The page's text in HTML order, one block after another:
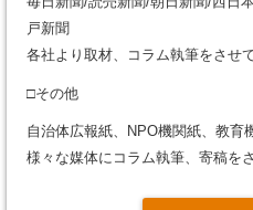
戸新聞
各社より取材、コラム執筆をさせ
□その他
自治体広報紙、NPO機関紙、教育
様々な媒体にコラム執筆、寄稿を